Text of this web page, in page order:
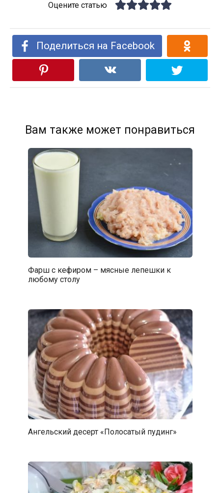
Оцените статью
Поделиться на Facebook
Вам также может понравиться
Фарш с кефиром – мясные лепешки к
любому столу
Ангельский десерт «Полосатый пудинг»